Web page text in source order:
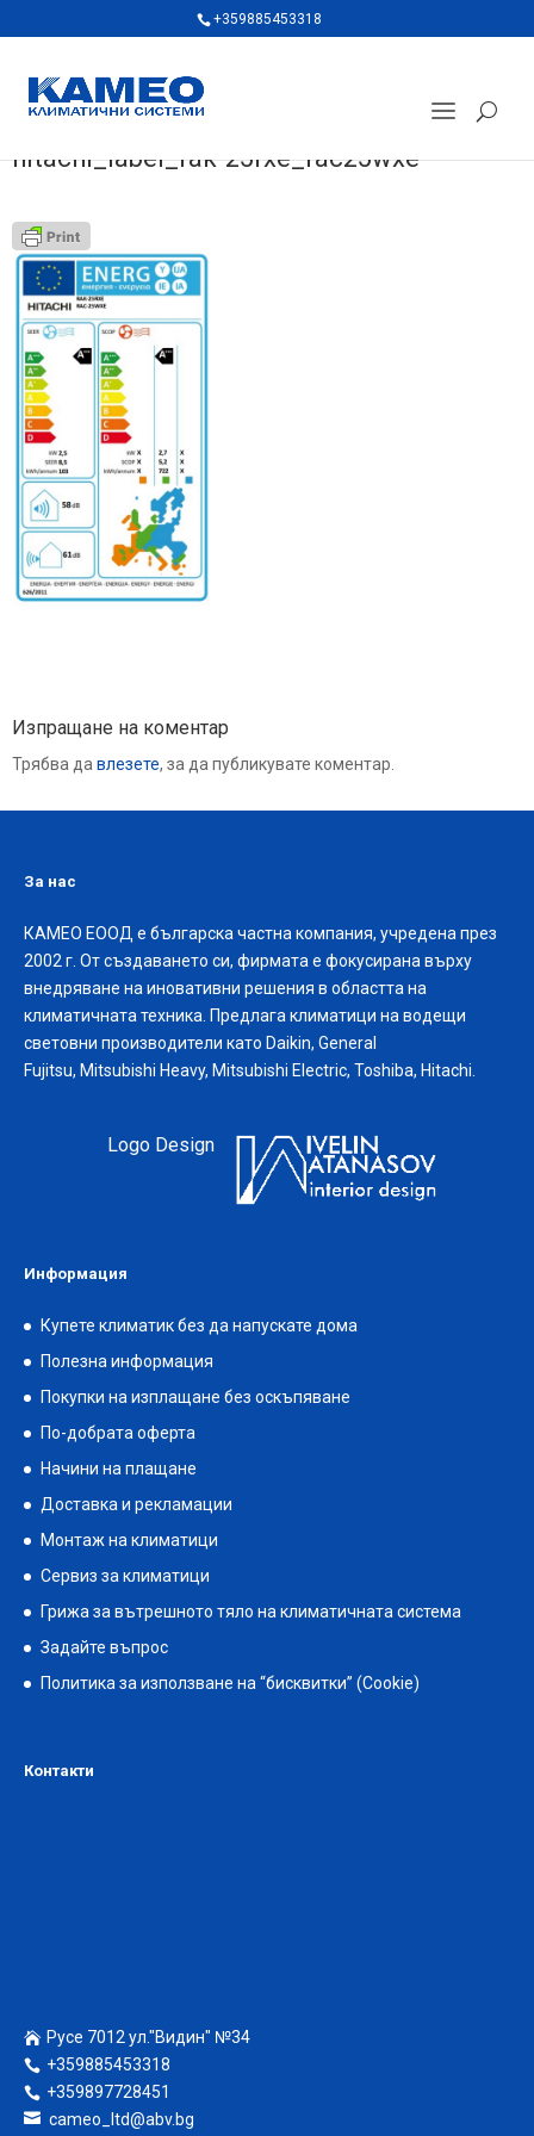
+359885453318
hitachi_label_rak-25rxe_rac25wxe
Изпращане на коментар
Трябва давлезете, за да публикувате коментар.
За нас
КАМЕО ЕООД е българска частна компания, учредена през
2002 г. От създаването си, фирмата е фокусирана върху
внедряване на иновативни решения в областта на
климатичната техника. Предлага климатици на водещи
световни производители като Daikin, General
Fujitsu, Mitsubishi Heavy, Mitsubishi Electric, Toshiba, Hitachi.
Logo Design
Информация
Купете климатик без да напускате дома
Полезна информация
Покупки на изплащане без оскъпяване
По-добрата оферта
Начини на плащане
Доставка и рекламации
Монтаж на климатици
Сервиз за климатици
Грижа за вътрешното тяло на климатичната система
Задайте въпрос
Политика за използване на “бисквитки” (Cookie)
Контакти
Русе 7012 ул."Видин" №34
+359885453318
+359897728451
cameo_ltd@abv.bg